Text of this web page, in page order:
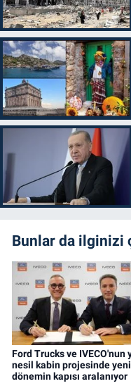
Bunlar da ilginizi
Ford Trucks ve IVECO'nun
nesil kabin projesinde
dönemin kapısı aralanıyor